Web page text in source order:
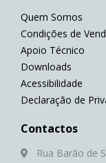
Quem Somos
Condições de
Apoio Técnico
Downloads
Acessibilidade
Declaração de
Contactos
Rua Barão de